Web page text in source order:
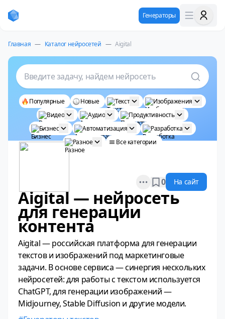
Генераторы
Главная — Каталог нейросетей — Aigital
Введите задачу, найдем нейросеть
Популярные Новые Текст
Изображения
Видео
Аудио
Продуктивность
Бизнес
Автоматизация
Разработка
Разное
Все категории
Open options
0 На сайт
Aigital — нейросеть
для генерации
контента
Aigital — российская платформа для генерации
текстов и изображений под маркетинговые
задачи. В основе сервиса — синергия нескольких
нейросетей: для работы с текстом используется
ChatGPT, для генерации изображений —
Midjourney, Stable Diffusion и другие модели.